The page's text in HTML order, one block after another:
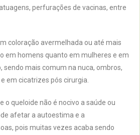
perfurações de vacinas, entre
coloração avermelhada ou até mais
em homens quanto em mulheres e em
sendo mais comum na nuca, ombros,
em cicatrizes pós cirurgia.
o queloide não é nocivo a saúde ou
afetar a autoestima e a
pois muitas vezes acaba sendo